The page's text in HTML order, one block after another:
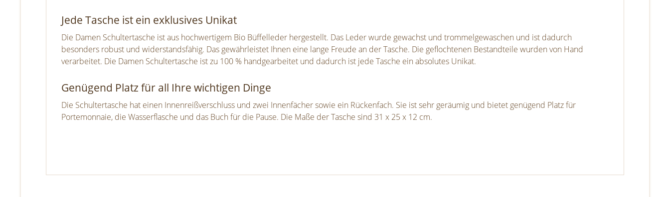
Jede Tasche ist ein exklusives Unikat
Die Damen Schultertasche ist aus hochwertigem Bio Büffelleder hergestellt. Das Leder wurde gewachst und trommelgewaschen und ist dadurch
besonders robust und widerstandsfähig. Das gewährleistet Ihnen eine lange Freude an der Tasche. Die geflochtenen Bestandteile wurden von Hand
verarbeitet. Die Damen Schultertasche ist zu 100 % handgearbeitet und dadurch ist jede Tasche ein absolutes Unikat.
Genügend Platz für all Ihre wichtigen Dinge
Die Schultertasche hat einen Innenreißverschluss und zwei Innenfächer sowie ein Rückenfach. Sie ist sehr geräumig und bietet genügend Platz für
Portemonnaie, die Wasserflasche und das Buch für die Pause. Die Maße der Tasche sind 31 x 25 x 12 cm.